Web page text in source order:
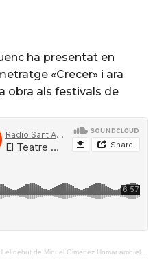
ha presentat en
«Crecer» i ara
obra als festivals de
de Miquel Gimenez Homar amb el curtmetratge «Crecer»